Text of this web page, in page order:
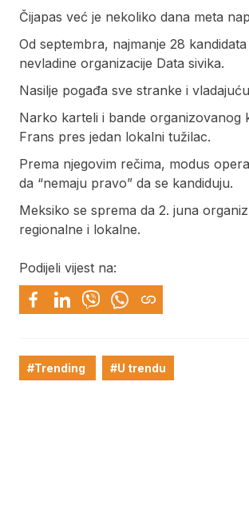
Čijapas već je nekoliko dana meta
Od septembra, najmanje 28
nevladine organizacije Data sivika.
Nasilje pogađa sve stranke i
Narko karteli i bande organizovanog
Frans pres jedan lokalni tužilac.
Prema njegovim rečima, modus
da “nemaju pravo” da se kandiduju.
Meksiko se sprema da 2. juna
regionalne i lokalne.
Podijeli vijest na:
#Trending #U trendu